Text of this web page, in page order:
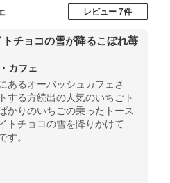
レビュー 7件
トチョコの雪が降るこぼれ苺
カフェ
あるオーバッシュカフェさ
する方続出の人気のいちごト
かりのいちごの乗ったトース
トチョコの雪を降りかけて
す。